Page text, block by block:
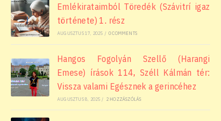
Emlékirataimból Töredék (Szávitrí igaz
története) 1. rész
AUGUSZTUS 17, 2025 / 0 COMMENTS
Hangos Fogolyán Szellő (Harangi
Emese) írások 114, Széll Kálmán tér:
Vissza valami Egésznek a gerincéhez
AUGUSZTUS 8, 2025 / 2 HOZZÁSZÓLÁS